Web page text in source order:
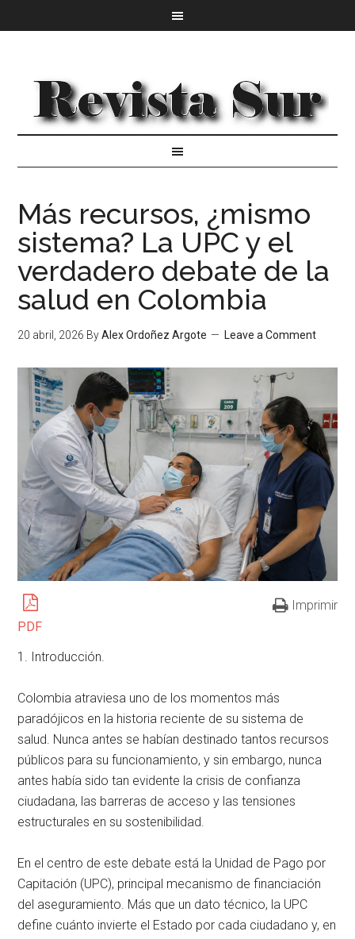
Más recursos, ¿mismo
sistema? La UPC y el
verdadero debate de la
salud en Colombia
20 abril, 2026 ByAlex Ordoñez Argote Leave a Comment
PDF
Imprimir
1. Introducción.
Colombia atraviesa uno de los momentos más
paradójicos en la historia reciente de su sistema de
salud. Nunca antes se habían destinado tantos recursos
públicos para su funcionamiento, y sin embargo, nunca
antes había sido tan evidente la crisis de confianza
ciudadana, las barreras de acceso y las tensiones
estructurales en su sostenibilidad.
En el centro de este debate está la Unidad de Pago por
Capitación (UPC), principal mecanismo de financiación
del aseguramiento. Más que un dato técnico, la UPC
define cuánto invierte el Estado por cada ciudadano y, en